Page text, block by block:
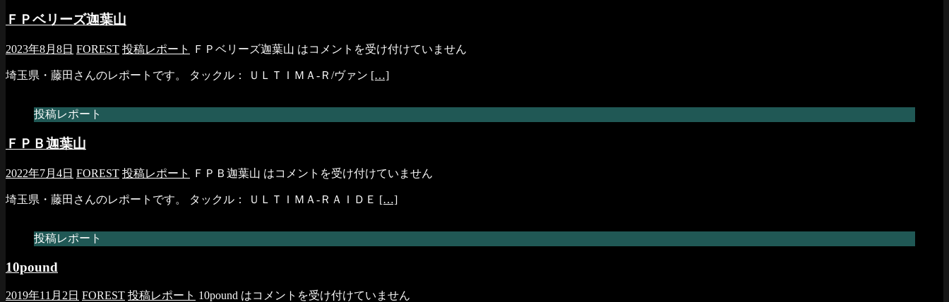
ＦＰベリーズ迦葉山
2023年8月8日 FOREST 投稿レポート ＦＰベリーズ迦葉山 はコメントを受け付けていません
埼玉県・藤田さんのレポートです。 タックル： ＵＬＴＩＭＡ-Ｒ/ヴァン […]
投稿レポート
ＦＰＢ迦葉山
2022年7月4日 FOREST 投稿レポート ＦＰＢ迦葉山 はコメントを受け付けていません
埼玉県・藤田さんのレポートです。 タックル： ＵＬＴＩＭＡ-ＲＡＩＤＥ […]
投稿レポート
10pound
2019年11月2日 FOREST 投稿レポート 10pound はコメントを受け付けていません